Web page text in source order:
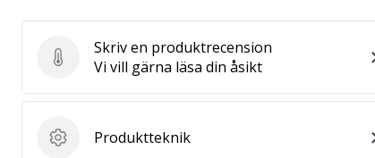
Skriv en produktrecension
Skriv en produktrecension
Vi vill gärna läsa din åsikt
Produktteknik
Produktteknik